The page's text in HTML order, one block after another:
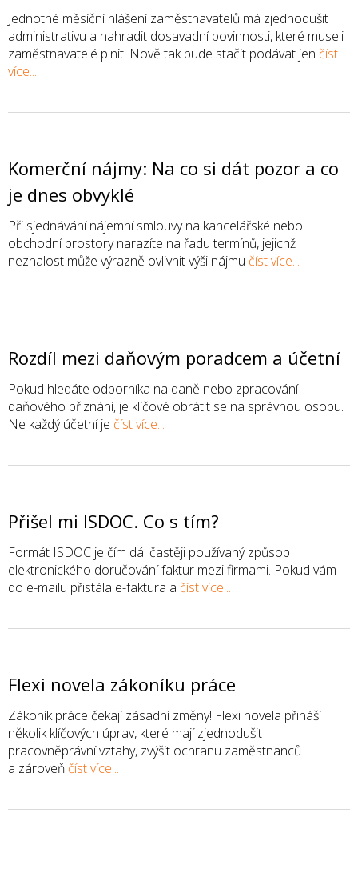
Jednotné měsíční hlášení zaměstnavatelů má zjednodušit
administrativu a nahradit dosavadní povinnosti, které museli
zaměstnavatelé plnit. Nově tak bude stačit podávat jen číst
více...
Komerční nájmy: Na co si dát pozor a co
je dnes obvyklé
Při sjednávání nájemní smlouvy na kancelářské nebo
obchodní prostory narazíte na řadu termínů, jejichž
neznalost může výrazně ovlivnit výši nájmu číst více...
Rozdíl mezi daňovým poradcem a účetní
Pokud hledáte odborníka na daně nebo zpracování
daňového přiznání, je klíčové obrátit se na správnou osobu.
Ne každý účetní je číst více...
Přišel mi ISDOC. Co s tím?
Formát ISDOC je čím dál častěji používaný způsob
elektronického doručování faktur mezi firmami. Pokud vám
do e-mailu přistála e-faktura a číst více...
Flexi novela zákoníku práce
Zákoník práce čekají zásadní změny! Flexi novela přináší
několik klíčových úprav, které mají zjednodušit
pracovněprávní vztahy, zvýšit ochranu zaměstnanců
a zároveň číst více...